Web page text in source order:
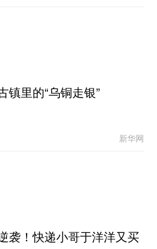
镇里的“乌铜走银”
新华网
袭！快递小哥于洋洋又买